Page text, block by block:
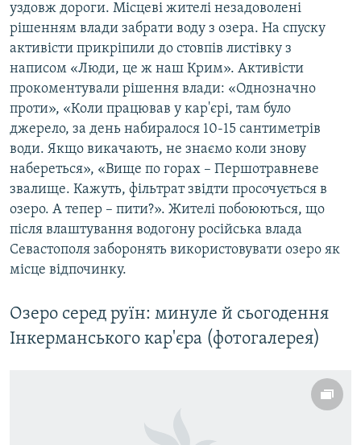
уздовж дороги. Місцеві жителі незадоволені
рішенням влади забрати воду з озера. На спуску
активісти прикріпили до стовпів листівку з
написом «Люди, це ж наш Крим». Активісти
прокоментували рішення влади: «Однозначно
проти», «Коли працював у кар'єрі, там було
джерело, за день набиралося 10-15 сантиметрів
води. Якщо викачають, не знаємо коли знову
набереться», «Вище по горах – Першотравневе
звалище. Кажуть, фільтрат звідти просочується в
озеро. А тепер – пити?». Жителі побоюються, що
після влаштування водогону російська влада
Севастополя заборонять використовувати озеро як
місце відпочинку.
Озеро серед руїн: минуле й сьогодення
Інкерманського кар'єра (фотогалерея)